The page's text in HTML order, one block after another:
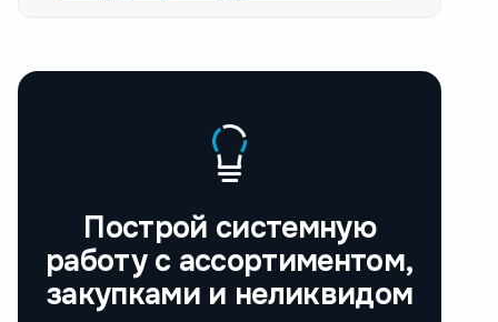
Построй системную
работу с ассортиментом,
закупками и неликвидом